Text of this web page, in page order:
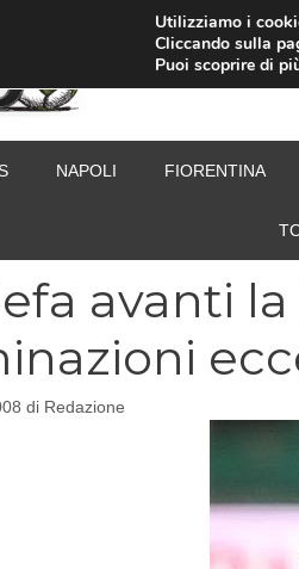
NAPOLI FIORENTINA
avanti
di Redazione
Utilizziamo i
Cliccando sulla
Puoi scoprire di